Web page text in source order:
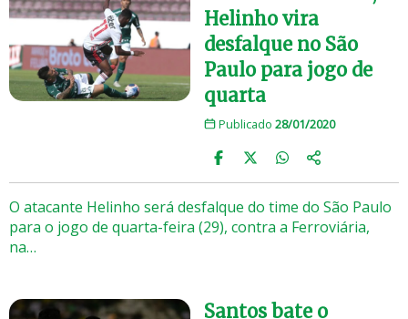
Helinho vira
desfalque no São
Paulo para jogo de
quarta
Publicado 28/01/2020
O atacante Helinho será desfalque do time do São Paulo
para o jogo de quarta-feira (29), contra a Ferroviária,
na…
Santos bate o